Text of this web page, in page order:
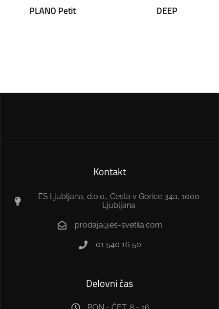
PLANO Petit DEEP
Kontakt
ES Ljubljana, d.o.o., Cesta v Gorice 34a, 1000
Ljubljana
prodaja@es-svetila.com
01 540 16 50
Delovni čas